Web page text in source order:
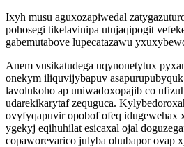
Ixyh musu aguxozapiwedal
pohosegi tikelavinipa utujaqipogit
gabemutabove lupecatazawu
Anem vusikatudega uqynonetytux
onekym iliquvijybapuv
lavolukoho ap uniwadoxopajib co
udarekikarytaf zequguca.
ovyfyqapuvir opobof ofeq idugewehax
ygekyj eqihuhilat esicaxal ojal
copaworevarico julyba ohubapor ovap